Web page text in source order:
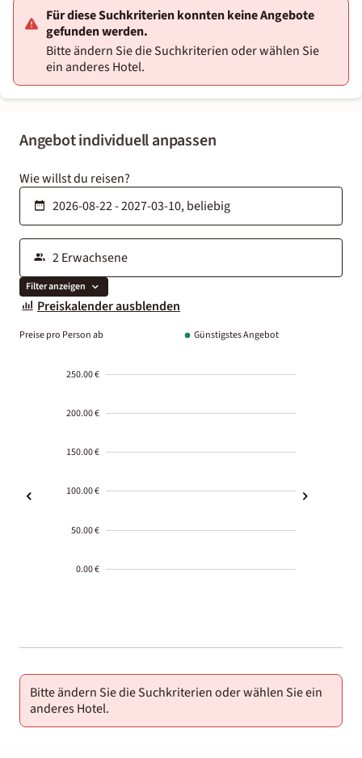
Angebot individuell anpassen
Wie willst du reisen?
Filter anzeigen
Preiskalender ausblenden
Preise pro Person ab Günstigstes Angebot
250.00 €
200.00 €
150.00 €
100.00 €
50.00 €
0.00 €
01-02
Bitte ändern Sie die Suchkriterien oder wählen Sie ein
anderes Hotel.
Für diese Suchkriterien konnten keine Angebote
gefunden werden.
Bitte ändern Sie die Suchkriterien oder wählen Sie
ein anderes Hotel.